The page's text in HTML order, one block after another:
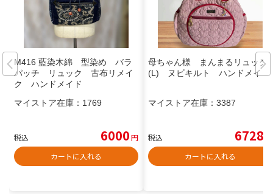
M416 藍染木綿 型染め バラ
パッチ リュック 古布リメイ
ク ハンドメイド
マイストア在庫： 1769
税込 6000円
カートに入れる
母ちゃん様 まんまるリュック
(L) ヌビキルト ハンドメイド
マイストア在庫： 3387
税込 6728
カートに入れる